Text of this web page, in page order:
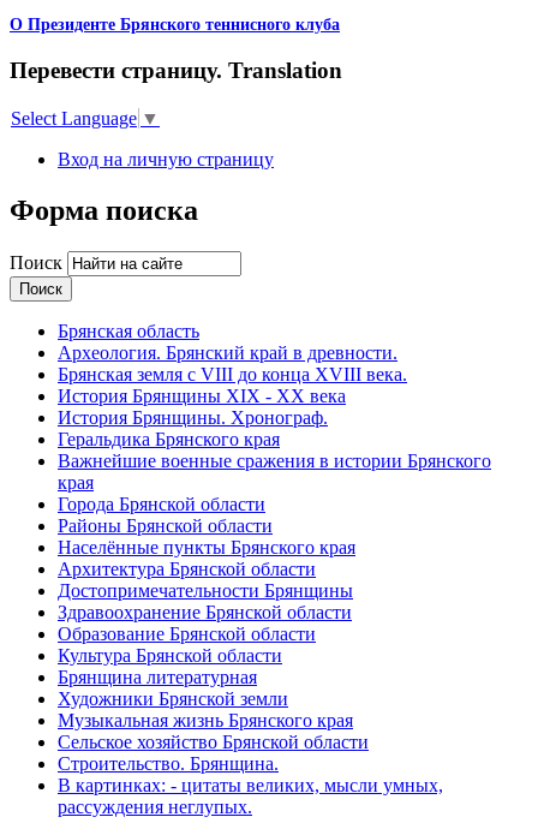
О Президенте Брянского теннисного клуба
Перевести страницу. Translation
Select Language ▼
Вход на личную страницу
Форма поиска
Поиск
Брянская область
Археология. Брянский край в древности.
Брянская земля с VIII до конца XVIII века.
История Брянщины XIX - XX века
История Брянщины. Хронограф.
Геральдика Брянского края
Важнейшие военные сражения в истории Брянского
края
Города Брянской области
Районы Брянской области
Населённые пункты Брянского края
Архитектура Брянской области
Достопримечательности Брянщины
Здравоохранение Брянской области
Образование Брянской области
Культура Брянской области
Брянщина литературная
Художники Брянской земли
Музыкальная жизнь Брянского края
Сельское хозяйство Брянской области
Строительство. Брянщина.
В картинках: - цитаты великих, мысли умных,
рассуждения неглупых.